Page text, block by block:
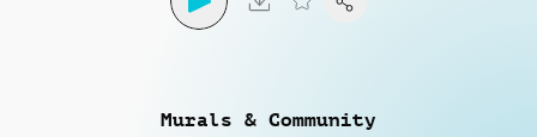
Murals & Community